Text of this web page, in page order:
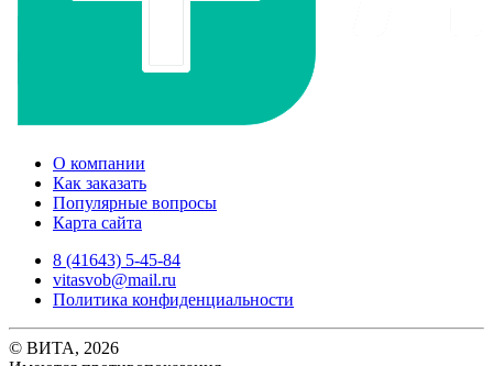
О компании
Как заказать
Популярные вопросы
Карта сайта
8 (41643) 5-45-84
vitasvob@mail.ru
Политика конфиденциальности
© ВИТА, 2026